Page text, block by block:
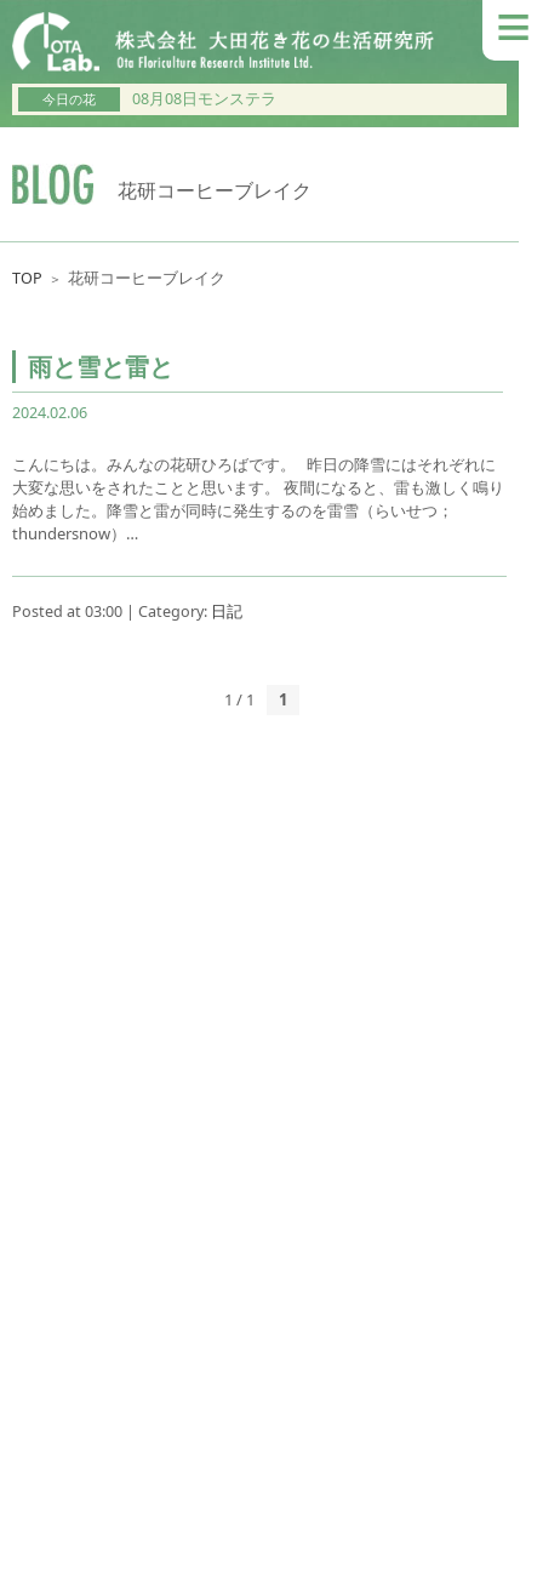
≡
今日の花 08月08日モンステラ
花研コーヒーブレイク
TOP ＞ 花研コーヒーブレイク
雨と雪と雷と
2024.02.06
こんにちは。みんなの花研ひろばです。 昨日の降雪にはそれぞれに
大変な思いをされたことと思います。 夜間になると、雷も激しく鳴り
始めました。降雪と雷が同時に発生するのを雷雪（らいせつ；
thundersnow）…
Posted at 03:00 | Category: 日記
1 / 1 1